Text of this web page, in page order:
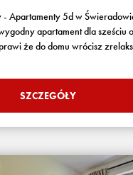
Apartamenty 5d w
apartament dla sześciu
że do domu wrócisz
SZCZEGÓŁY